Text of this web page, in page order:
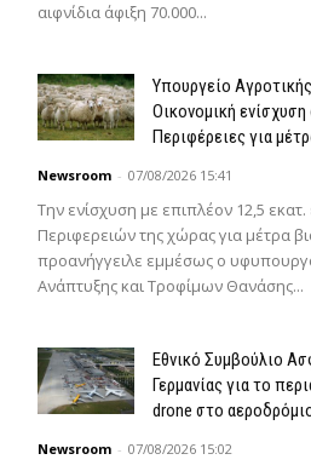
αιφνίδια άφιξη 70.000...
Υπουργείο
Οικονομική ενίσχυση
Περιφέρειες για
Newsroom - 07/08/2026 15:41
Την ενίσχυση με επιπλέον 12,5
Περιφερειών της χώρας για μέτρα
προανήγγειλε εμμέσως ο
Ανάπτυξης και Τροφίμων Θανάσης...
Εθνικό Συμβούλιο
Γερμανίας για το
drone στο
Newsroom - 07/08/2026 15:02